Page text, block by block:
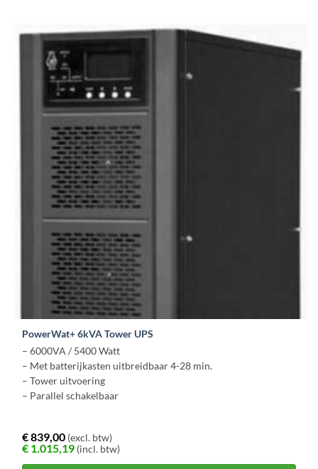
heeft
variaties.
worden
productpagina
PowerWat+ 6kVA Tower UPS
– 6000VA / 5400 Watt
– Met batterijkasten uitbreidbaar 4-28 min.
– Tower uitvoering
– Parallel schakelbaar
€839,00 (excl. btw)
€ 1.015,19 (incl. btw)